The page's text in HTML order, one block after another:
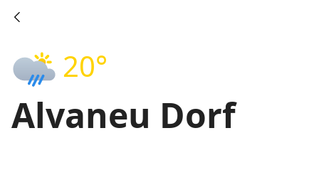
20°
Alvaneu Dorf